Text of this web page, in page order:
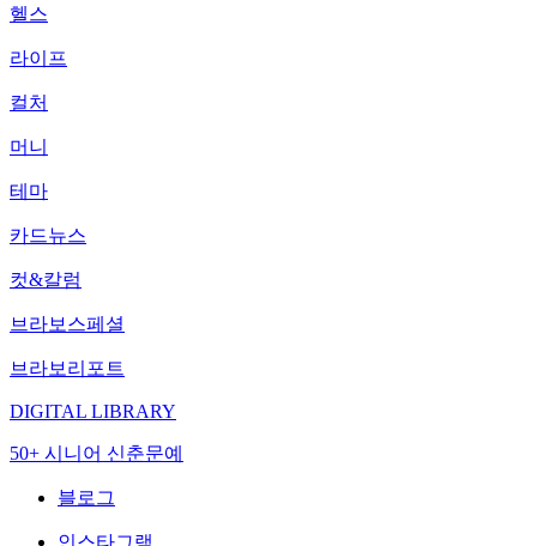
헬스
라이프
컬처
머니
테마
카드뉴스
컷&칼럼
브라보스페셜
브라보리포트
DIGITAL LIBRARY
50+ 시니어 신춘문예
블로그